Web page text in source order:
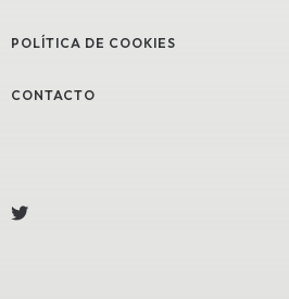
POLÍTICA DE COOKIES
CONTACTO